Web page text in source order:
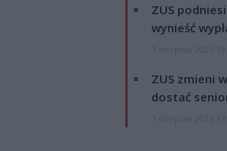
ZUS
wynieść
ZUS zmieni
dostać